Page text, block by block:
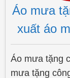
Áo mưa
xuất áo
Áo mưa tặng
mưa tặng